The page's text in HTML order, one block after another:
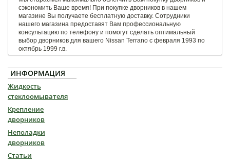
сэкономить Ваше время! При покупке дворников в нашем
магазине Вы получаете бесплатную доставку. Сотрудники
нашего магазина предоставят Вам профессиональную
консультацию по телефону и помогут сделать оптимальный
выбор дворников для вашего Nissan Terrano с февраля 1993 по
октябрь 1999 г.в.
ИНФОРМАЦИЯ
Жидкость
стеклоомывателя
Крепление
дворников
Неполадки
дворников
Статьи